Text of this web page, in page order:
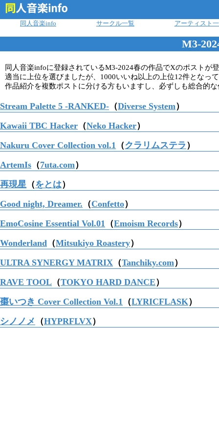
同人音楽info サークル一覧 アーティスト
M3-
同人音楽infoに登録されているM3-2024春の作品でXのポストが
適当に上位を選びましたが、1000いいね以上の上位12件となっ
作品紹介を複数ポストに分ける方もいますし、必ずしも総合的
Stream Palette 5 -RANKED- （Diverse System）
Kawaii TBC Hacker （Neko Hacker）
Nakuru Cover Collection vol.1 （クラリムステラ ）
ArtemIs （7uta.com）
再現星 （ をとは）
Good night, Dreamer. （Confetto）
EmoCosine Essential Vol.01 （Emoism Records）
Wonderland （Mitsukiyo Roastery）
ULTRA SYNERGY MATRIX （Tanchiky.com）
RAVE TOOL （TOKYO HARD DANCE）
棗いつき Cover Collection Vol.1
（LYRICFLASK）
シノノメ （HYPRFLVX）